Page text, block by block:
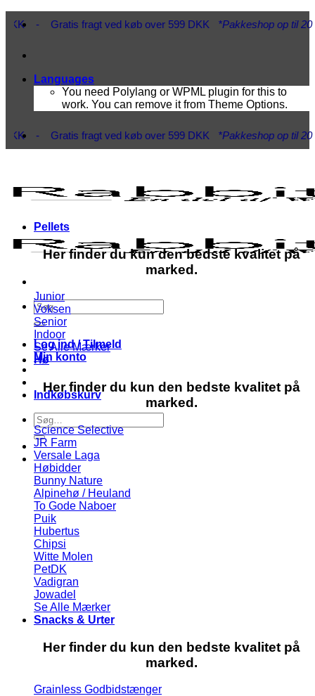
Gratis fragt ved køb over 599 DKK*Pakkeshop op til 20 kg* -
Languages
You need Polylang or WPML plugin for this to
work. You can remove it from Theme Options.
Gratis fragt ved køb over 599 DKK*Pakkeshop op til 20 kg* -
Søg
efter:
Log ind / Tilmeld
Min konto
Indkøbskurv
Søg
efter:
Pellets
Her finder du kun den bedste kvalitet på
marked.
Junior
Voksen
Senior
Indoor
Se Alle Mærker
Hø
Her finder du kun den bedste kvalitet på
marked.
Science Selective
JR Farm
Versale Laga
Høbidder
Bunny Nature
Alpinehø / Heuland
To Gode Naboer
Puik
Hubertus
Chipsi
Witte Molen
PetDK
Vadigran
Jowadel
Se Alle Mærker
Snacks & Urter
Her finder du kun den bedste kvalitet på
marked.
Grainless Godbidstænger